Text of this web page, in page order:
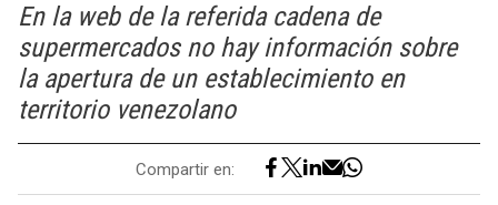
En la web de la referida cadena de
supermercados no hay información sobre
la apertura de un establecimiento en
territorio venezolano
Compartir en: